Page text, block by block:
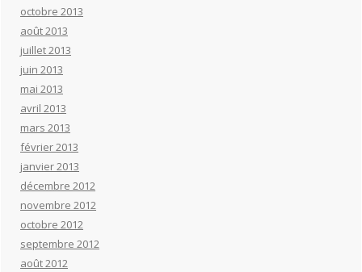
octobre 2013
août 2013
juillet 2013
juin 2013
mai 2013
avril 2013
mars 2013
février 2013
janvier 2013
décembre 2012
novembre 2012
octobre 2012
septembre 2012
août 2012